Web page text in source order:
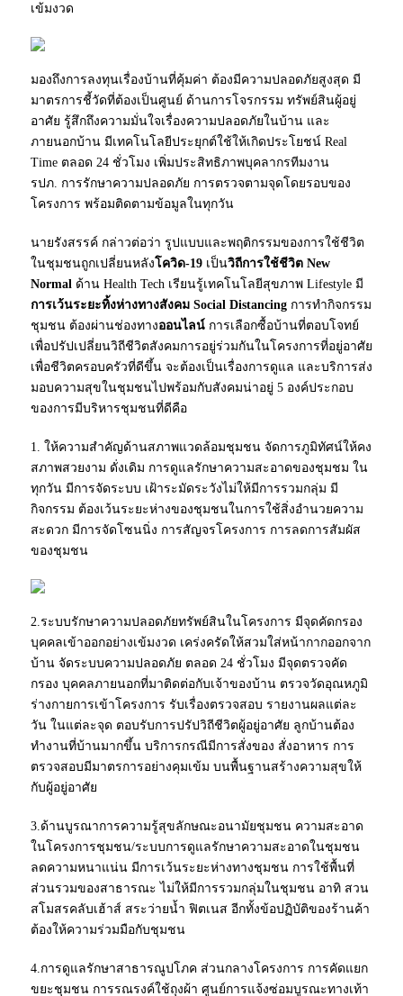
เข้มงวด
มองถึงการลงทุนเรื่องบ้านที่คุ้มค่า ต้องมีความปลอดภัยสูงสุด มี
มาตรการชี้วัดที่ต้องเป็นศูนย์ ด้านการโจรกรรม ทรัพย์สินผู้อยู่
อาศัย รู้สึกถึงความมั่นใจเรื่องความปลอดภัยในบ้าน และ
ภายนอกบ้าน มีเทคโนโลยีประยุกต์ใช้ให้เกิดประโยชน์ Real
Time ตลอด 24 ชั่วโมง เพิ่มประสิทธิภาพบุคลากรทีมงาน
รปภ. การรักษาความปลอดภัย การตรวจตามจุดโดยรอบของ
โครงการ พร้อมติดตามข้อมูลในทุกวัน
นายรังสรรค์ กล่าวต่อว่า รูปแบบและพฤติกรรมของการใช้ชีวิต
ในชุมชนถูกเปลี่ยนหลัง โควิด-19 เป็นวิถีการใช้ชีวิต New
Normal ด้าน Health Tech เรียนรู้เทคโนโลยีสุขภาพ Lifestyle มี
การเว้นระยะทิ้งห่างทางสังคม Social Distancing การทำกิจกรรม
ชุมชน ต้องผ่านช่องทางออนไลน์ การเลือกซื้อบ้านที่ตอบโจทย์
เพื่อปรัปเปลี่ยนวิถีชีวิตสังคมการอยู่ร่วมกันในโครงการที่อยู่อาศัย
เพื่อชีวิตครอบครัวที่ดีขึ้น จะต้องเป็นเรื่องการดูแล และบริการส่ง
มอบความสุขในชุมชนไปพร้อมกับสังคมน่าอยู่ 5 องค์ประกอบ
ของการมีบริหารชุมชนที่ดีคือ
1. ให้ความสำคัญด้านสภาพแวดล้อมชุมชน จัดการภูมิทัศน์ให้คง
สภาพสวยงาม ดั่งเดิม การดูแลรักษาความสะอาดของชุมชม ใน
ทุกวัน มีการจัดระบบ เฝ้าระมัดระวังไม่ให้มีการรวมกลุ่ม มี
กิจกรรม ต้องเว้นระยะห่างของชุมชนในการใช้สิ่งอำนวยความ
สะดวก มีการจัดโซนนิ่ง การสัญจรโครงการ การลดการสัมผัส
ของชุมชน
2.ระบบรักษาความปลอดภัยทรัพย์สินในโครงการ มีจุดคัดกรอง
บุคคลเข้าออกอย่างเข้มงวด เคร่งครัดให้สวมใส่หน้ากากออกจาก
บ้าน จัดระบบความปลอดภัย ตลอด 24 ชั่วโมง มีจุดตรวจคัด
กรอง บุคคลภายนอกที่มาติดต่อกับเจ้าของบ้าน ตรวจวัดอุณหภูมิ
ร่างกายการเข้าโครงการ รับเรื่องตรวจสอบ รายงานผลแต่ละ
วัน ในแต่ละจุด ตอบรับการปรัปวิถีชีวิตผู้อยู่อาศัย ลูกบ้านต้อง
ทำงานที่บ้านมากขึ้น บริการกรณีมีการสั่งของ สั่งอาหาร การ
ตรวจสอบมีมาตรการอย่างคุมเข้ม บนพื้นฐานสร้างความสุขให้
กับผู้อยู่อาศัย
3.ด้านบูรณาการความรู้สุขลักษณะอนามัยชุมชน ความสะอาด
ในโครงการชุมชน/ระบบการดูแลรักษาความสะอาดในชุมชน
ลดความหนาแน่น มีการเว้นระยะห่างทางชุมชน การใช้พื้นที่
ส่วนรวมของสาธารณะ ไม่ให้มีการรวมกลุ่มในชุมชน อาทิ สวน
สโมสรคลับเฮ้าส์ สระว่ายน้ำ ฟิตเนส อีกทั้งข้อปฏิบัติของร้านค้า
ต้องให้ความร่วมมือกับชุมชน
4.การดูแลรักษาสาธารณูปโภค ส่วนกลางโครงการ การคัดแยก
ขยะชุมชน การรณรงค์ใช้ถุงผ้า ศูนย์การแจ้งซ่อมบูรณะทางเท้า